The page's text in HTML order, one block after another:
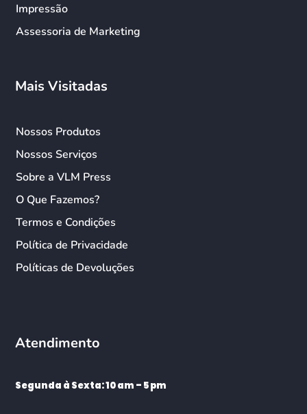
Impressão
Assessoria de Marketing
Mais Visitadas
Nossos Produtos
Nossos Serviços
Sobre a VLM Press
O Que Fazemos?
Termos e Condições
Política de Privacidade
Políticas de Devoluções
Atendimento
Segunda à Sexta: 10 am – 5 pm